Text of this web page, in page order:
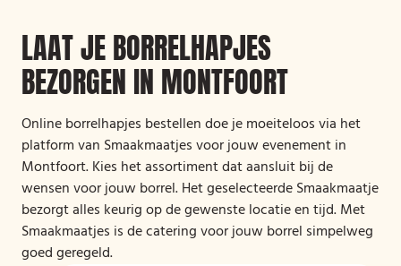
LAAT JE BORRELHAPJES
BEZORGEN IN MONTFOORT
Online borrelhapjes bestellen doe je moeiteloos via het
platform van Smaakmaatjes voor jouw evenement in
Montfoort. Kies het assortiment dat aansluit bij de
wensen voor jouw borrel. Het geselecteerde Smaakmaatje
bezorgt alles keurig op de gewenste locatie en tijd. Met
Smaakmaatjes is de catering voor jouw borrel simpelweg
goed geregeld.